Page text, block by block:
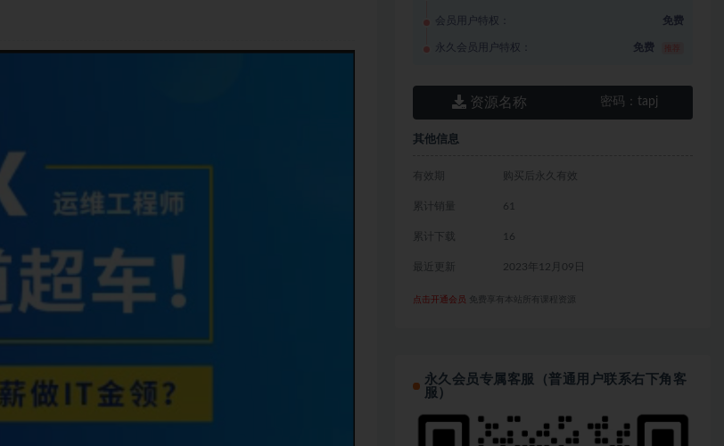
会员用户特权： 免费
永久会员用户特权： 免费
资源名称 密码： tapj
其他信息
有效期 购买后永久有效
累计销量 61
累计下载 16
最近更新 2023年12月09日
点击开通会员 免费享有本站所有课程资源
永久会员专属客服（普通用户联系右下角客
服）